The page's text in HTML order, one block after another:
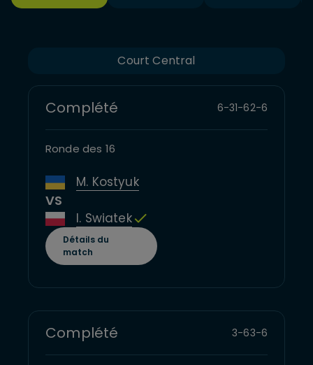
Court Central
Complété 6-31-62-6
Ronde des 16
M. Kostyuk
VS
I. Swiatek
Détails du
match
Complété 3-63-6